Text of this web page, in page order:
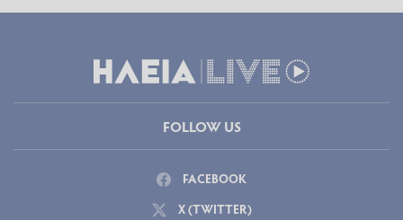
FOLLOW US
FACEBOOK
X (TWITTER)